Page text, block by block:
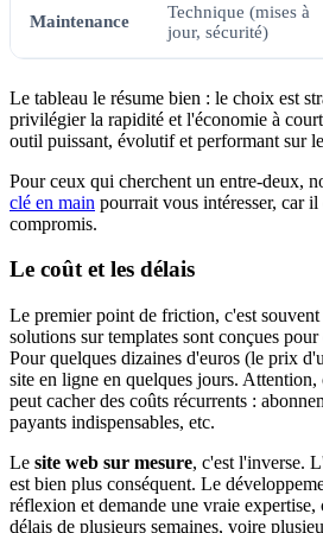
Maintenance
Technique (mises à
jour, sécurité)
Le tableau le résume bien : le choix est
privilégier la rapidité et l'économie à
outil puissant, évolutif et performant sur
Pour ceux qui cherchent un entre-deux,
clé en main pourrait vous intéresser, car
compromis.
Le coût et les délais
Le premier point de friction, c'est
solutions sur templates sont conçues pour
Pour quelques dizaines d'euros (le prix
site en ligne en quelques jours.
peut cacher des coûts récurrents :
payants indispensables, etc.
Le site web sur mesure, c'est l'inverse.
est bien plus conséquent. Le
réflexion et demande une vraie expertise,
délais de plusieurs semaines, voire